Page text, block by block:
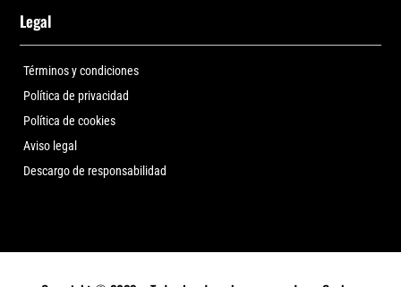
Legal
Términos y condiciones
Política de privacidad
Política de cookies
Aviso legal
Descargo de responsabilidad